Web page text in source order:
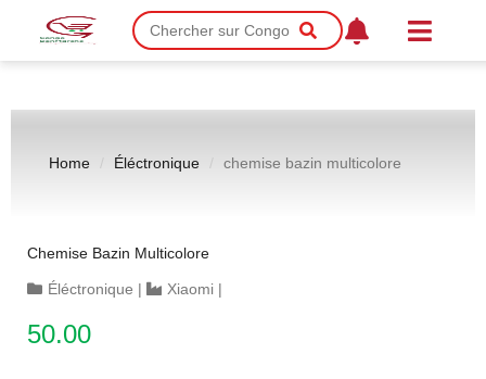
Home Éléctronique chemise bazin multicolore
Chemise Bazin Multicolore
Éléctronique | Xiaomi |
50.00